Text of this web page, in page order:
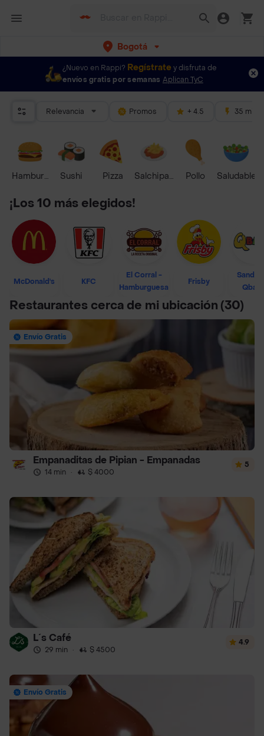
Bogotá
¿Nuevo en Rappi? Regístrate y disfruta de
envíos gratis por semanas Aplican TyC
Relevancia Promos + 4.5 35 mins
HamburguesaSushi Pizza Salchipapas Pollo Saludable
¡Los 10 más elegidos!
McDonald's KFC
El Corral -
Hamburguesa
Frisby
Restaurantes cerca de mi ubicación (30)
Envío Gratis
Empanaditas de Pipian - Empanadas
14 min · $ 4000
5
L´s Café
29 min · $ 4500
4.9
Envío Gratis